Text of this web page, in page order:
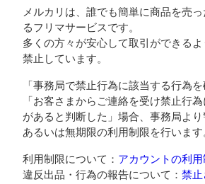
メルカリは、誰でも簡単に商品を売
るフリマサービスです。
多くの方々が安心して取引ができる
禁止しています。
「事務局で禁止行為に該当する行為
「お客さまからご連絡を受け禁止行
があると判断した」場合、事務局よ
あるいは無期限の利用制限を行います
利用制限について： アカウントの利用
違反出品・行為の報告について： 禁止